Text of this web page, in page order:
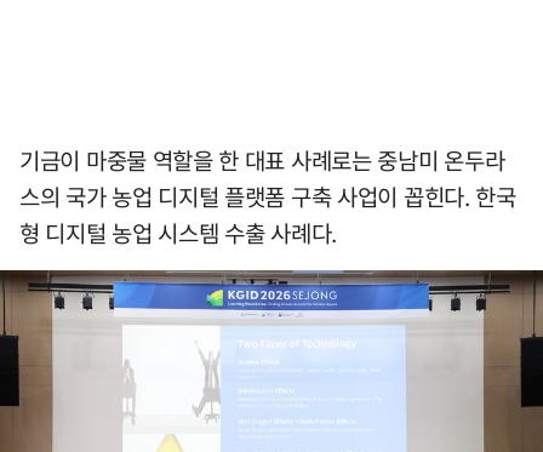
기금이 마중물 역할을 한 대표 사례로는 중남미 온두라
스의 국가 농업 디지털 플랫폼 구축 사업이 꼽힌다. 한국
형 디지털 농업 시스템 수출 사례다.